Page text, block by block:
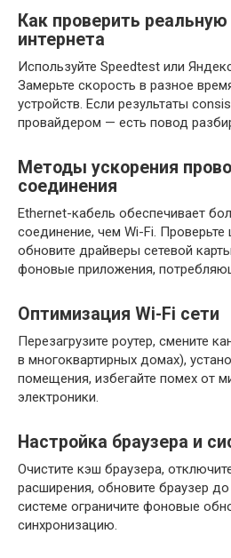
Как проверить
интернета
Используйте Speedtest или
Замерьте скорость в разное
устройств. Если результаты
провайдером — есть повод
Методы ускорения
соединения
Ethernet-кабель обеспечивает
соединение, чем Wi-Fi. Проверьте
обновите драйверы сетевой
фоновые приложения,
Оптимизация Wi-Fi сети
Перезагрузите роутер, смените
в многоквартирных домах),
помещения, избегайте помех от
электроники.
Настройка браузера и
Очистите кэш браузера,
расширения, обновите браузер
системе ограничите фоновые
синхронизацию.